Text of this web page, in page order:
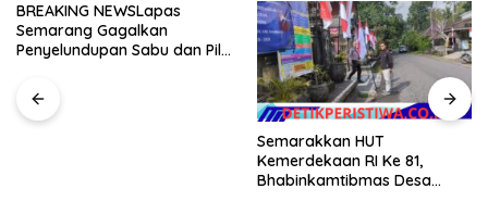
BREAKING NEWSLapas
Semarang Gagalkan
Penyelundupan Sabu dan Pil
Paket, DPD GERAM Jateng
Beri Dukungan Penuh
Semarakkan HUT
Kemerdekaan RI Ke 81,
Bhabinkamtibmas Desa